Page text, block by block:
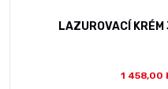
LAZUROVACÍ
1 458,00